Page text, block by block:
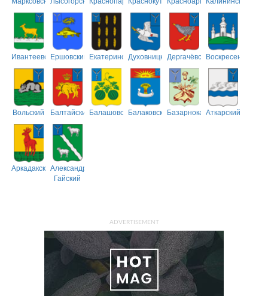
ИвантеевскийЕршовский ЕкатериновскийДуховницкийДергачёвскийВоскресенский
Вольский БалтайскийБалашовскийБалаковскийБазарнокарабулакский
Аткарский
АркадакскийАлександрово-
Гайский
ADVERTISEMENT